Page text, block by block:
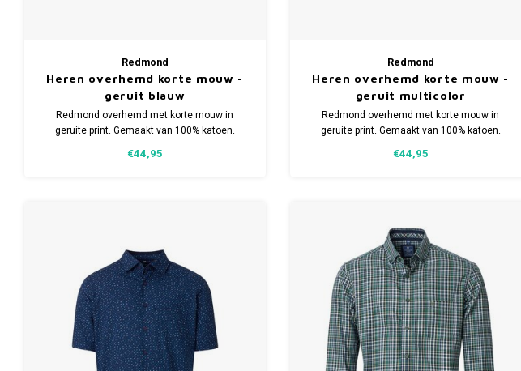
Redmond
Heren overhemd korte mouw -
geruit blauw
Redmond overhemd met korte mouw in
geruite print. Gemaakt van 100% katoen.
maten.
€44,95
Redmond
Heren overhemd korte mouw -
geruit multicolor
Redmond overhemd met korte mouw in
geruite print. Gemaakt van 100% katoen.
maten.
€44,95